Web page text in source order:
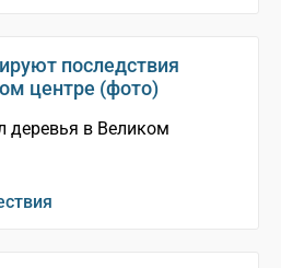
последствия
центре (фото)
деревья в Великом